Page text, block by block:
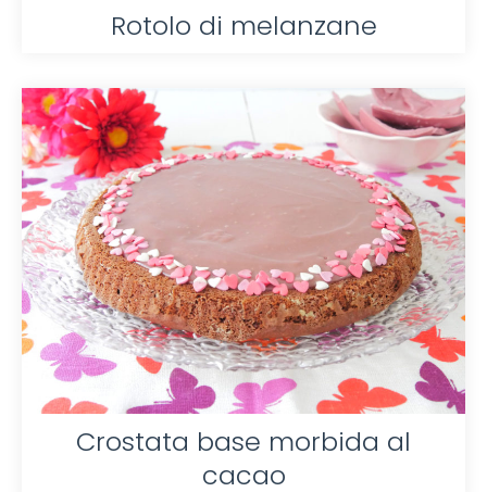
Rotolo di melanzane
Crostata base morbida al
cacao